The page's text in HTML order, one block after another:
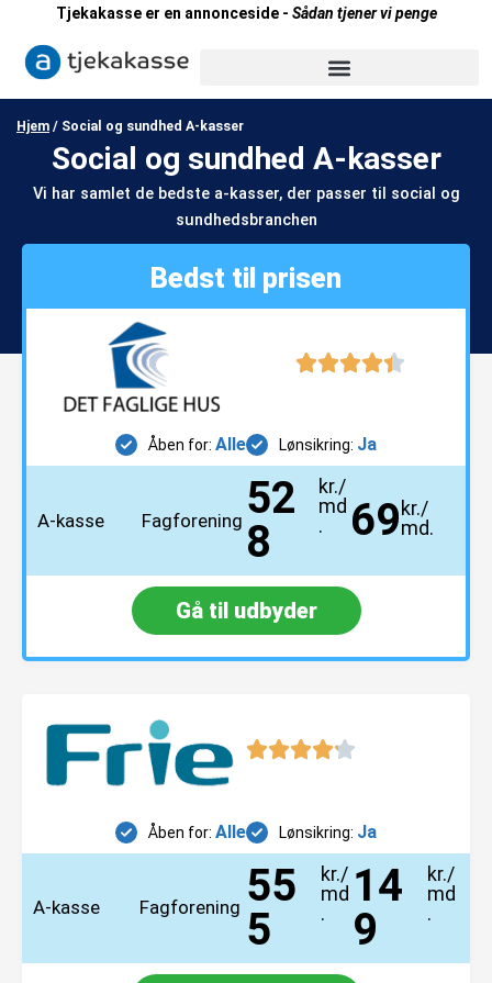
indholdet
Tjekakasse er en annonceside - Sådan tjener vi penge
Hjem / Social og sundhed A-kasser
Social og sundhed A-kasser
Vi har samlet de bedste a-kasser, der passer til social og
sundhedsbranchen
Bedst til prisen
Åben for: Alle Lønsikring: Ja
A-kasse Fagforening 52
8
kr./
md
.
69kr./
md.
Gå til udbyder
Åben for: Alle Lønsikring: Ja
A-kasse Fagforening 55
5
kr./
md
.
14
9
kr./
md
.